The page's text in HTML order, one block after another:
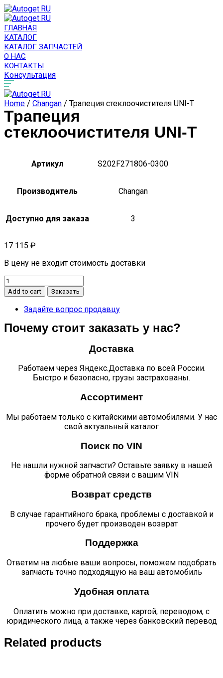
ГЛАВНАЯ
КАТАЛОГ
КАТАЛОГ ЗАПЧАСТЕЙ
О НАС
КОНТАКТЫ
Консультация
Home / Changan / Трапеция стеклоочистителя UNI-T
Трапеция
стеклоочистителя UNI-T
Артикул S202F271806-0300
Производитель Changan
Доступно для заказа 3
17 115 ₽
В цену не входит стоимость доставки
Трапеция
стеклоочистителя
UNI-
Add to cart Заказать
Задайте вопрос продавцу
Почему стоит заказать у нас?
Доставка
Работаем через Яндекс.Доставка по всей России.
Быстро и безопасно, грузы застрахованы.
Ассортимент
Мы работаем только с китайскими автомобилями. У нас
свой актуальный каталог
Поиск по VIN
Не нашли нужной запчасти? Оставьте заявку в нашей
форме обратной связи с вашим VIN
Возврат средств
В случае гарантийного брака, проблемы с доставкой и
прочего будет производен возврат
Поддержка
Ответим на любые ваши вопросы, поможем подобрать
запчасть точно подходящую на ваш автомобиль
Удобная оплата
Оплатить можно при доставке, картой, переводом, с
юридического лица, а также через банковский перевод
Related products